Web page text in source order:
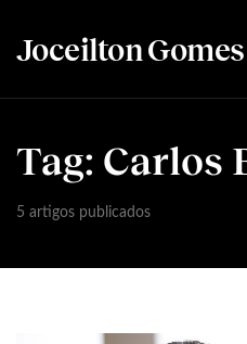
Joceilton Gomes
Tag: Carlos
5 artigos publicados